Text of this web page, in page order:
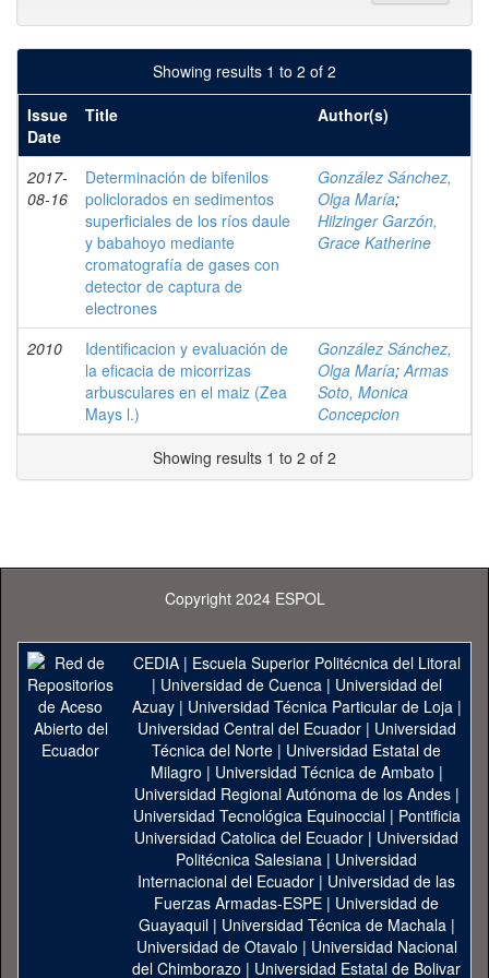
Showing results 1 to 2 of 2
Issue
Date
Title Author(s)
2017-
08-16
Determinación de bifenilos
policlorados en sedimentos
superficiales de los ríos daule
y babahoyo mediante
cromatografía de gases con
detector de captura de
electrones
González Sánchez,
Olga María;
Hilzinger Garzón,
Grace Katherine
2010
Identificacion y evaluación de
la eficacia de micorrizas
arbusculares en el maiz (Zea
Mays l.)
González Sánchez,
Olga María;Armas
Soto, Monica
Concepcion
Showing results 1 to 2 of 2
Copyright 2024 ESPOL
CEDIA| Escuela Superior Politécnica del Litoral
| Universidad de Cuenca| Universidad del
Azuay| Universidad Técnica Particular de Loja|
Universidad Central del Ecuador| Universidad
Técnica del Norte | Universidad Estatal de
Milagro | Universidad Técnica de Ambato |
Universidad Regional Autónoma de los Andes|
Universidad Tecnológica Equinoccial| Pontificia
Universidad Catolica del Ecuador | Universidad
Politécnica Salesiana | Universidad
Internacional del Ecuador | Universidad de las
Fuerzas Armadas-ESPE | Universidad de
Guayaquil| Universidad Técnica de Machala|
Universidad de Otavalo | Universidad Nacional
del Chimborazo | Universidad Estatal de Bolivar